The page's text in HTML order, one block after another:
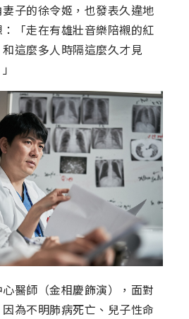
子的徐令姬，也發表久違地
「走在有雄壯音樂陪襯的紅
這麼多人時隔這麼久才見
醫師（金相慶飾演），面對
為不明肺病死亡、兒子性命